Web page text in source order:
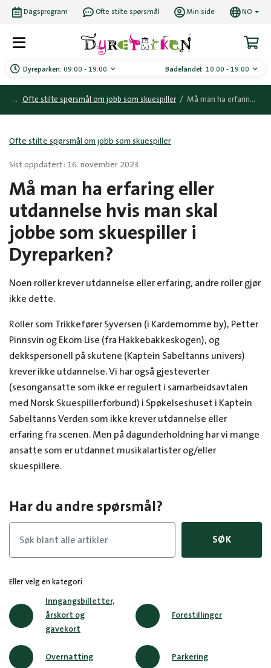
Dyreparken: 09:00 - 19:00 Badelandet: 10:00 - 19:00
Dagsprogram Ofte stilte spørsmål Min side NO
Ofte stilte spørsmål om jobb som skuespiller / Må man ha erfaring eller utdannelse hvis man skal jobbe som skuespiller i Dyreparken?
Ofte stilte spørsmål om jobb som skuespiller
Sist oppdatert: 16. november 2023
Må man ha erfaring eller
utdannelse hvis man skal
jobbe som skuespiller i
Dyreparken?
Noen roller krever utdannelse eller erfaring, andre roller gjør
ikke dette.
Roller som Trikkefører Syversen (i Kardemomme by), Petter
Pinnsvin og Ekorn Lise (fra Hakkebakkeskogen), og
dekkspersonell på skutene (Kaptein Sabeltanns univers)
krever ikke utdannelse. Vi har også gjesteverter
(sesongansatte som ikke er regulert i samarbeidsavtalen
med Norsk Skuespillerforbund) i Spøkelseshuset i Kaptein
Sabeltanns Verden som ikke krever utdannelse eller
erfaring fra scenen. Men på dagunderholdning har vi mange
ansatte som er utdannet musikalartister og/eller
skuespillere.
Har du andre spørsmål?
SØK
Eller velg en kategori
Inngangsbilletter,
årskort og
gavekort
Forestillinger
Overnatting Parkering